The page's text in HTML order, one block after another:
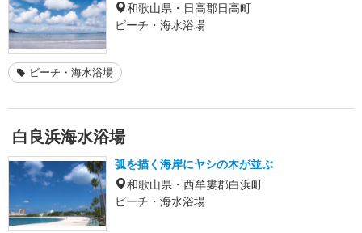
和歌山県・日高郡日高町
ビーチ・海水浴場
ビーチ・海水浴場
白良浜海水浴場
弧を描く海岸にヤシの木が並ぶ
和歌山県・西牟婁郡白浜町
ビーチ・海水浴場